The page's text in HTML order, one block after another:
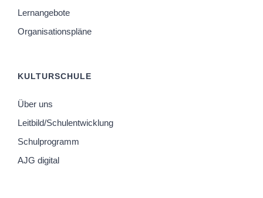
Lernangebote
Organisationspläne
KULTURSCHULE
Über uns
Leitbild/Schulentwicklung
Schulprogramm
AJG digital